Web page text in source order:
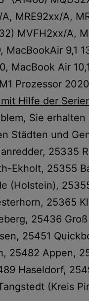
MRE92xx/A,
MVFH2xx/A,
9,1
MacBook Air
Prozessor
Hilfe der
Sie
Städten und
25335
Ekholt, 25355
(Holstein),
25365
25436
25451
25482 Appen,
Haseldorf,
(Kreis